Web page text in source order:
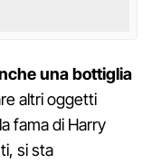
una bottiglia
altri oggetti
fama di Harry
si sta